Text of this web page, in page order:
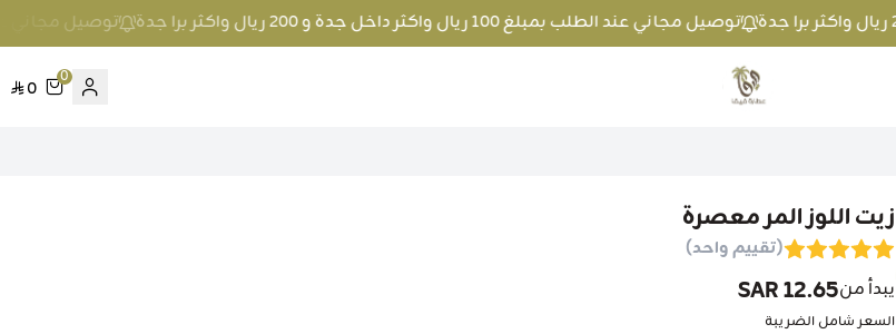
توصيل مجاني عند الطلب بمبلغ 100 ريال واكثر داخل جدة و 200 ريال واكثر برا جدة توصيل مجاني عند الطلب بمبلغ 100 ريال
متجر عطارة فيفا
0
0
زيت اللوز المر معصرة
(تقييم واحد)
يبدأ من12.65 SAR
السعر شامل الضريبة